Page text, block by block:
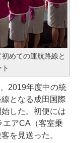
めての運航路線と
2019年度中の統
となる成田国際
した。初便には
エアCA（客室乗
を見送った。